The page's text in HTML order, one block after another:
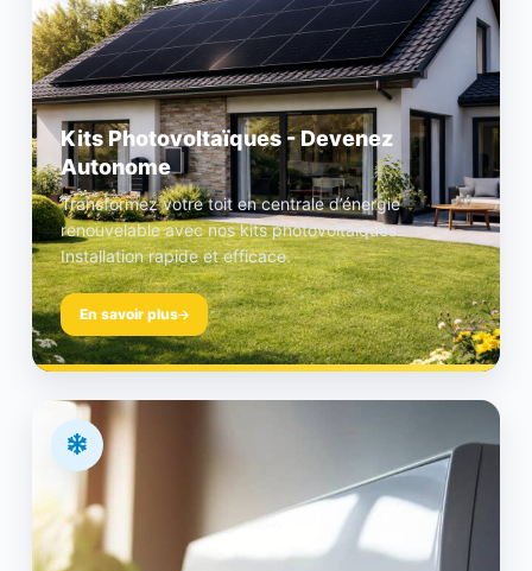
Kits Photovoltaïques - Devenez
Autonome
Transformez votre toit en centrale d’énergie
renouvelable avec nos kits photovoltaïques.
Installation rapide et efficace.
En savoir plus